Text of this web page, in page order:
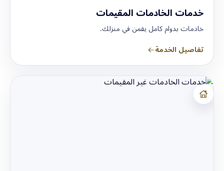
خدمات الخادمات المقيمات
خادمات بدوام كامل يقمن في منزلك.
تفاصيل الخدمة